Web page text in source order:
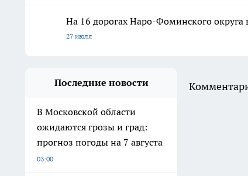
На 16 дорогах Наро-Фоминского
27 июля
Последние новости
В Московской области
ожидаются грозы и град:
прогноз погоды на 7 августа
03:00